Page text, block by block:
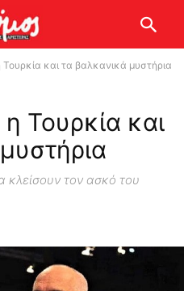
και τα βαλκανικά μυστήρια
Τουρκία και
κλείσουν τον ασκό του